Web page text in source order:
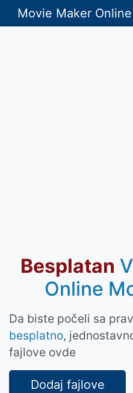
Movie Maker Online
Besplatan
Online
Da biste počeli sa
besplatno,
fajlove ovde
Dodaj fajlove